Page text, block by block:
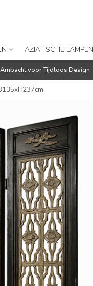
AZIATISCHE LAMPEN
Ambacht voor Tijdloos Design